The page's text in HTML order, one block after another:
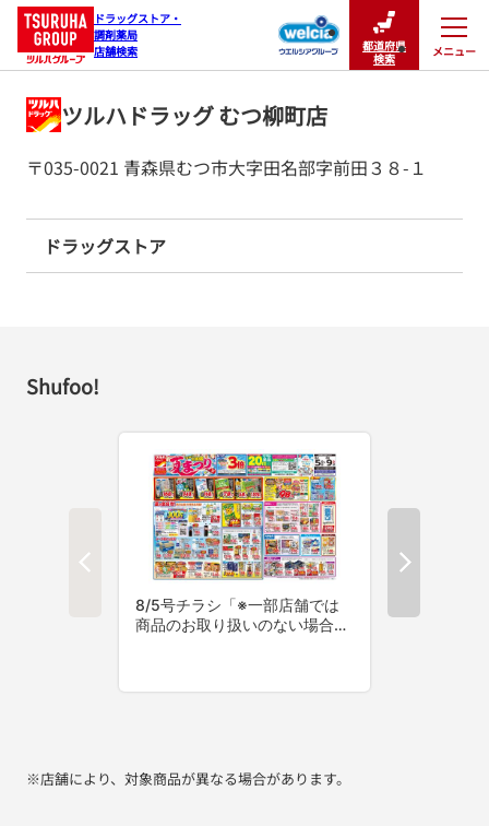
ドラッグストア・
調剤薬局
店舗検索
都道府県
検索
メニュー
閉じる
ツルハドラッグ むつ柳町店
〒035-0021 青森県むつ市大字田名部字前田３８-１
ドラッグストア
Shufoo!
※店舗により、対象商品が異なる場合があります。